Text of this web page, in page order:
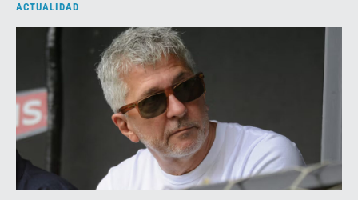
ACTUALIDAD